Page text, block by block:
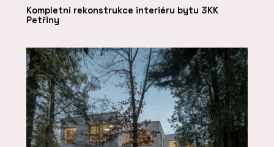
Kompletní rekonstrukce interiéru bytu 3KK
Petřiny